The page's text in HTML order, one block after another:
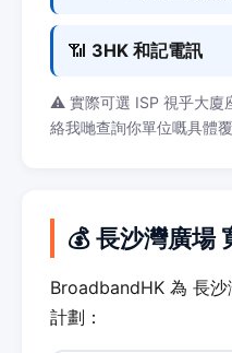
📶 3HK 和記電訊
⚠️ 實際可選 ISP 視乎大廈
絡我哋查詢你單位嘅具體覆
💰 長沙灣廣場
BroadbandHK 為 長
計劃：